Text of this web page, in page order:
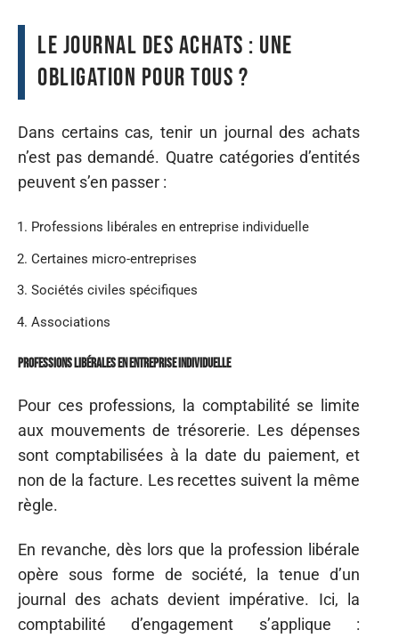
Le journal des achats : une
obligation pour tous ?
Dans certains cas, tenir un journal des achats
n’est pas demandé. Quatre catégories d’entités
peuvent s’en passer :
Professions libérales en entreprise individuelle
Certaines micro-entreprises
Sociétés civiles spécifiques
Associations
Professions libérales en entreprise individuelle
Pour ces professions, la comptabilité se limite
aux mouvements de trésorerie. Les dépenses
sont comptabilisées à la date du paiement, et
non de la facture. Les recettes suivent la même
règle.
En revanche, dès lors que la profession libérale
opère sous forme de société, la tenue d’un
journal des achats devient impérative. Ici, la
comptabilité d’engagement s’applique :